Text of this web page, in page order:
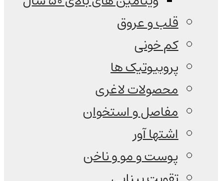
قلب و عروق
کم خونی
پروبیوتیک ها
محصولات لاغری
مفاصل و استخوان
اشتها آور
پوست و مو و ناخن